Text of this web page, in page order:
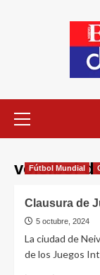
voleibol
Fútbol Mundial
Clausura de
5 octubre, 2024
La ciudad de
de los Juegos